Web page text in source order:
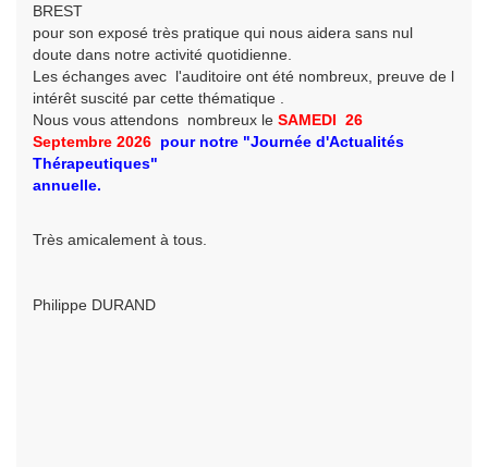
BREST
pour son exposé très pratique qui nous aidera sans nul
doute dans notre activité quotidienne.
Les échanges avec l'auditoire ont été nombreux, preuve de l
intérêt suscité par cette thématique .
Nous vous attendons nombreux le SAMEDI 26
Septembre 2026 pour notre "Journée d'Actualités
Thérapeutiques"
annuelle.
Très amicalement à tous.
Philippe DURAND